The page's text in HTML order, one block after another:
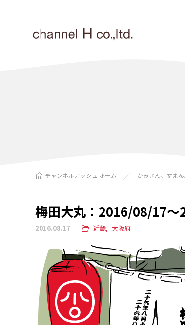
チャンネルアッシュ ホーム かみさん、すまん
梅田大丸：2016/08/17
2016.08.17 近畿 大阪府